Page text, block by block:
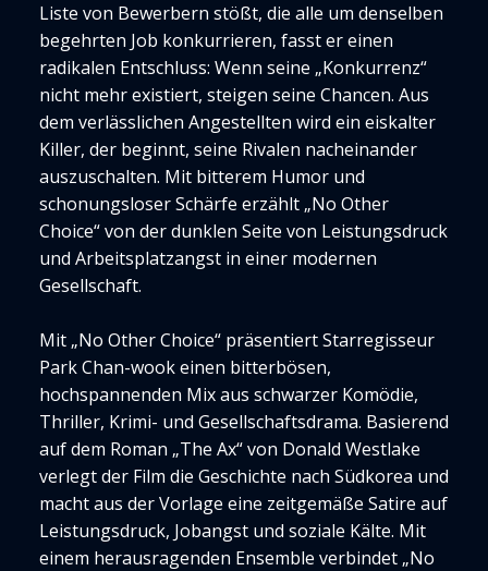
Liste von Bewerbern stößt, die alle um denselben
begehrten Job konkurrieren, fasst er einen
radikalen Entschluss: Wenn seine „Konkurrenz“
nicht mehr existiert, steigen seine Chancen. Aus
dem verlässlichen Angestellten wird ein eiskalter
Killer, der beginnt, seine Rivalen nacheinander
auszuschalten. Mit bitterem Humor und
schonungsloser Schärfe erzählt „No Other
Choice“ von der dunklen Seite von Leistungsdruck
und Arbeitsplatzangst in einer modernen
Gesellschaft.
Mit „No Other Choice“ präsentiert Starregisseur
Park Chan-wook einen bitterbösen,
hochspannenden Mix aus schwarzer Komödie,
Thriller, Krimi- und Gesellschaftsdrama. Basierend
auf dem Roman „The Ax“ von Donald Westlake
verlegt der Film die Geschichte nach Südkorea und
macht aus der Vorlage eine zeitgemäße Satire auf
Leistungsdruck, Jobangst und soziale Kälte. Mit
einem herausragenden Ensemble verbindet „No